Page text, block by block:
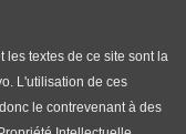
les textes de ce site sont la
L'utilisation de ces
le contrevenant à des